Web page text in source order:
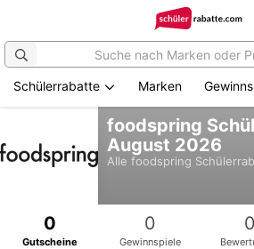
springen
Schülerrabatte Marken
foodspring
August 2026
Alle foodspring
0
Gutscheine
0
Gewinnspiele
0